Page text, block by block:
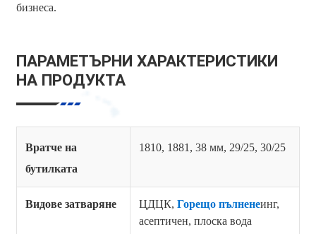
бизнеса.
ПАРАМЕТЪРНИ ХАРАКТЕРИСТИКИ
НА ПРОДУКТА
Вратче на
бутилката
1810, 1881, 38 мм, 29/25, 30/25
Видове затваряне ЦДЦК, Горещо пълненеинг,
асептичен, плоска вода